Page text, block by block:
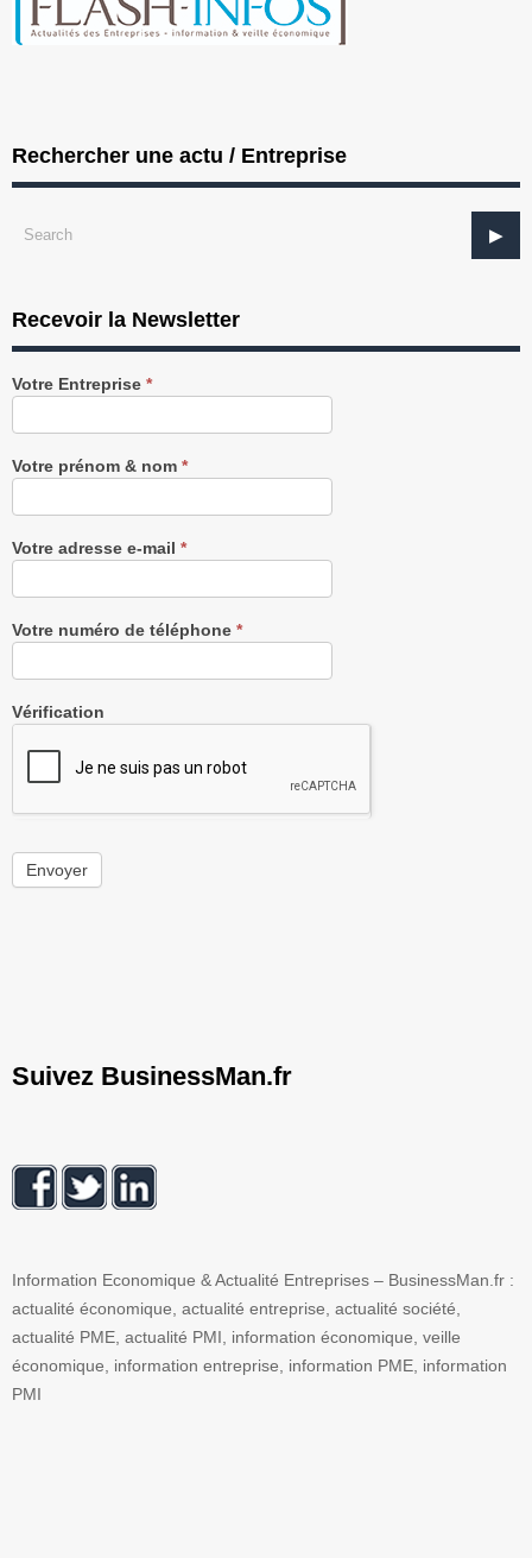
Rechercher une actu / Entreprise
Recevoir la Newsletter
Recevez
notre
gratuitement
Votre Entreprise *
Votre prénom & nom *
Votre adresse e-mail *
Votre numéro de téléphone *
Vérification
Envoyer
Suivez BusinessMan.fr
Information Economique & Actualité Entreprises – BusinessMan.fr :
actualité économique, actualité entreprise, actualité société,
actualité PME, actualité PMI, information économique, veille
économique, information entreprise, information PME, information
PMI